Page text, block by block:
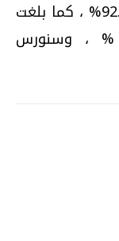
95.98% ، وأبشواى بلغت النسبة 92.91% ، كما بلغت
نسبة النجاح في طامية 92.68 % ، وسنورس